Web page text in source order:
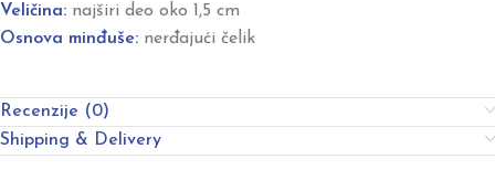
Veličina: najširi deo oko 1,5 cm
Osnova minđuše: nerđajući čelik
Recenzije (0)
Shipping & Delivery